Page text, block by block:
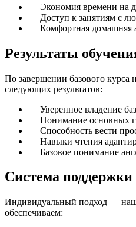
Экономия времени на
Доступ к занятиям с
Комфортная домашняя
Результаты
По завершении базового курса
следующих результатов:
Уверенное владение
Понимание основных
Способность вести
Навыки чтения
Базовое понимание
Система поддержки
Индивидуальный подход —
обеспечиваем: